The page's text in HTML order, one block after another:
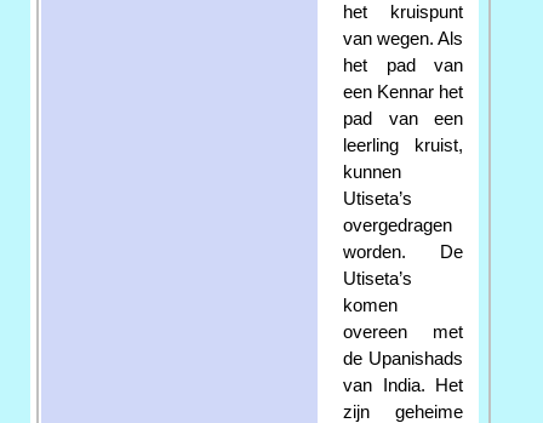
het kruispunt
van wegen. Als
het pad van
een Kennar het
pad van een
leerling kruist,
kunnen
Utiseta’s
overgedragen
worden. De
Utiseta’s
komen
overeen met
de Upanishads
van India. Het
zijn geheime